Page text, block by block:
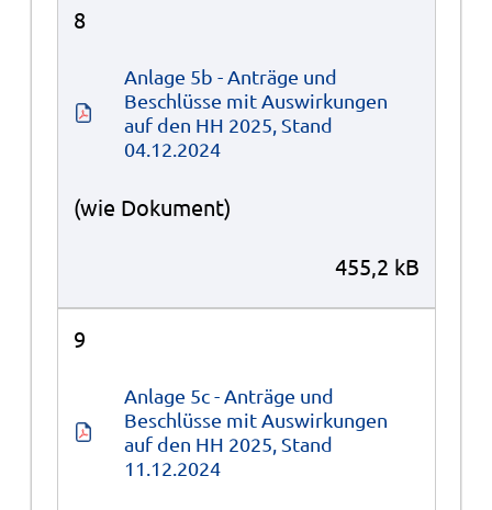
8
Anlage 5b - Anträge und
Beschlüsse mit Auswirkungen
auf den HH 2025, Stand
04.12.2024
(wie Dokument)
455,2 kB
9
Anlage 5c - Anträge und
Beschlüsse mit Auswirkungen
auf den HH 2025, Stand
11.12.2024